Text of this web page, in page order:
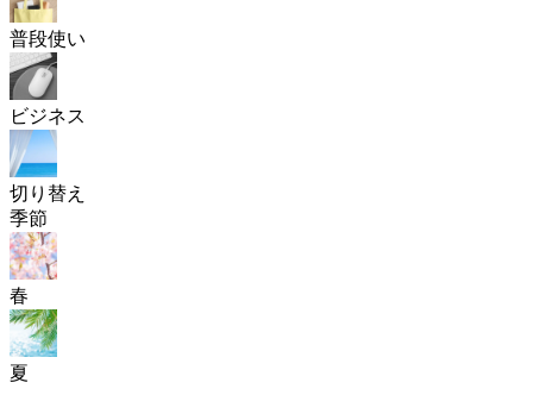
普段使い
ビジネス
切り替え
季節
春
夏